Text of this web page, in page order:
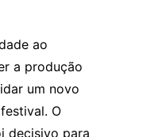
ao
a produção
um novo
O
decisivo para